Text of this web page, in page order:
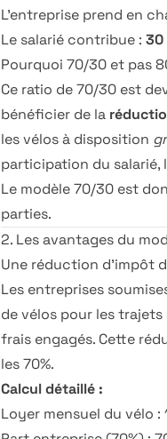
L'entreprise prend en
Le salarié contribue : 30
Pourquoi 70/30 et pas
Ce ratio de 70/30 est
bénéficier de la
les vélos à disposition
participation du
Le modèle 70/30 est
parties.
2. Les avantages du
Une réduction d'impôt
Les entreprises
de vélos pour les
frais engagés. Cette
les 70%.
Calcul détaillé :
Loyer mensuel du vélo :